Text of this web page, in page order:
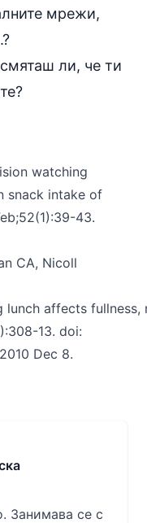
мрежи,
ли, че ти
watching
snack intake of
43.
CA, Nicoll
lunch affects fullness,
13. doi:
Dec 8.
Занимава се с